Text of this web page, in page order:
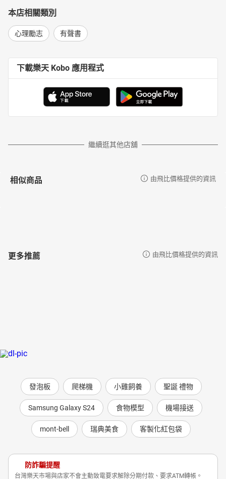
本店相關類別
心理勵志 有聲書
下載樂天 Kobo 應用程式
繼續逛其他店舖
相似商品 由飛比價格提供的資訊
更多推薦 由飛比價格提供的資訊
發泡板 爬梯機 小雞飼養 聖誕 禮物
Samsung Galaxy S24 食物模型 機場接送
mont-bell 瑞典美食 客製化紅包袋
防詐騙提醒
台灣樂天市場與店家不會主動致電要求解除分期付款、要求ATM轉帳。